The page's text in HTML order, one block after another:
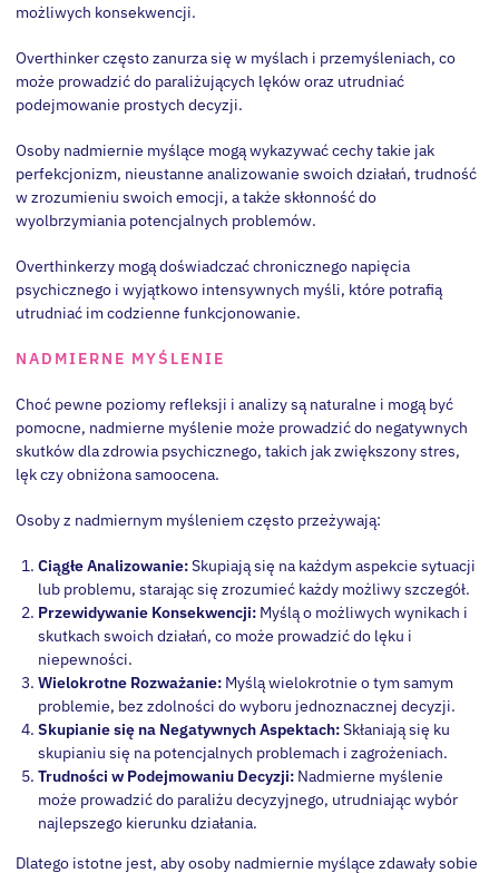
możliwych konsekwencji.
Overthinker często zanurza się w myślach i przemyśleniach, co
może prowadzić do paraliżujących lęków oraz utrudniać
podejmowanie prostych decyzji.
Osoby nadmiernie myślące mogą wykazywać cechy takie jak
perfekcjonizm, nieustanne analizowanie swoich działań, trudność
w zrozumieniu swoich emocji, a także skłonność do
wyolbrzymiania potencjalnych problemów.
Overthinkerzy mogą doświadczać chronicznego napięcia
psychicznego i wyjątkowo intensywnych myśli, które potrafią
utrudniać im codzienne funkcjonowanie.
NADMIERNE MYŚLENIE
Choć pewne poziomy refleksji i analizy są naturalne i mogą być
pomocne, nadmierne myślenie może prowadzić do negatywnych
skutków dla zdrowia psychicznego, takich jak zwiększony stres,
lęk czy obniżona samoocena.
Osoby z nadmiernym myśleniem często przeżywają:
Ciągłe Analizowanie:Skupiają się na każdym aspekcie sytuacji
lub problemu, starając się zrozumieć każdy możliwy szczegół.
Przewidywanie Konsekwencji: Myślą o możliwych wynikach i
skutkach swoich działań, co może prowadzić do lęku i
niepewności.
Wielokrotne Rozważanie: Myślą wielokrotnie o tym samym
problemie, bez zdolności do wyboru jednoznacznej decyzji.
Skupianie się na Negatywnych Aspektach:Skłaniają się ku
skupianiu się na potencjalnych problemach i zagrożeniach.
Trudności w Podejmowaniu Decyzji: Nadmierne myślenie
może prowadzić do paraliżu decyzyjnego, utrudniając wybór
najlepszego kierunku działania.
Dlatego istotne jest, aby osoby nadmiernie myślące zdawały sobie